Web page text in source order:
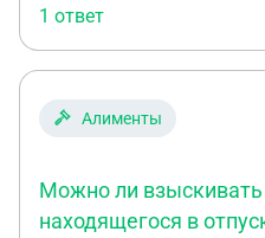
времени.Отцу присудили
того ребенка,который
можно присудить
1 ответ
Алименты
Можно ли
находящегося в